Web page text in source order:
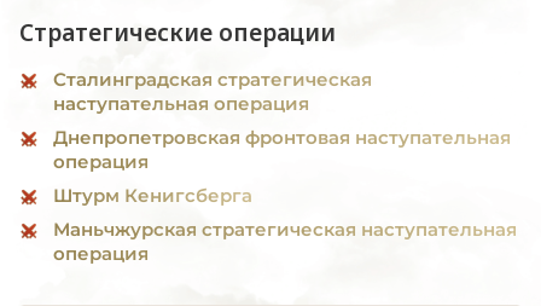
Стратегические операции
Сталинградская стратегическая
наступательная операция
Днепропетровская фронтовая наступательная
операция
Штурм Кенигсберга
Маньчжурская стратегическая наступательная
операция